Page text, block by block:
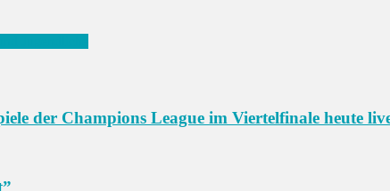
der Champions League im Viertelfinale heute